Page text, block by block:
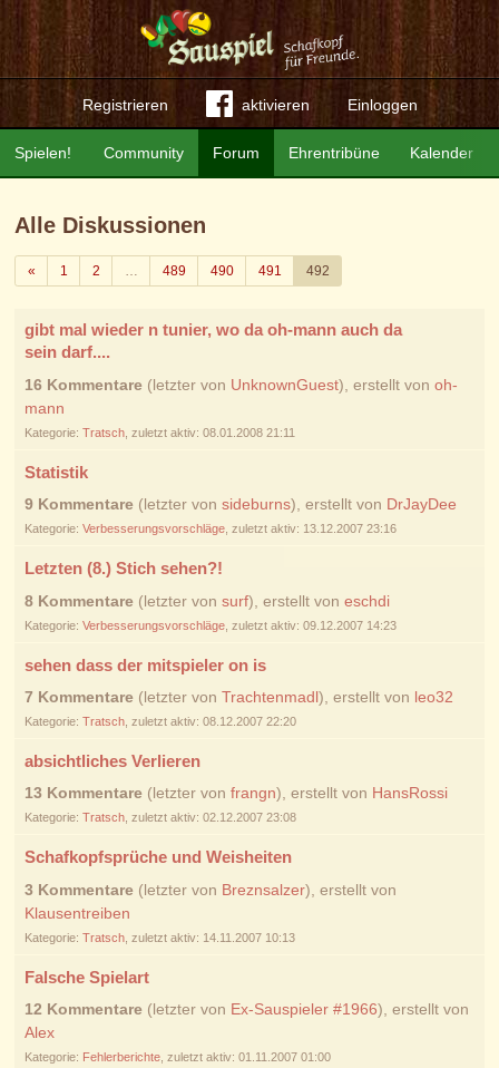
Registrieren aktivieren Einloggen
Community Forum Ehrentribüne Kalender
Spielen!
Alle Diskussionen
«Zurück
1 2 … 489 490 491 492
gibt mal wieder n tunier, wo da oh-mann auch da
sein darf....
16 Kommentare(letzter von UnknownGuest), erstellt von oh-
mann
Kategorie: Tratsch, zuletzt aktiv: 08.01.2008 21:11
Statistik
9 Kommentare(letzter von sideburns), erstellt von DrJayDee
Kategorie: Verbesserungsvorschläge, zuletzt aktiv: 13.12.2007 23:16
Letzten (8.) Stich sehen?!
8 Kommentare(letzter von surf), erstellt von eschdi
Kategorie: Verbesserungsvorschläge, zuletzt aktiv: 09.12.2007 14:23
sehen dass der mitspieler on is
7 Kommentare(letzter von Trachtenmadl), erstellt von leo32
Kategorie: Tratsch, zuletzt aktiv: 08.12.2007 22:20
absichtliches Verlieren
13 Kommentare(letzter von frangn), erstellt von HansRossi
Kategorie: Tratsch, zuletzt aktiv: 02.12.2007 23:08
Schafkopfsprüche und Weisheiten
3 Kommentare(letzter von Breznsalzer), erstellt von
Klausentreiben
Kategorie: Tratsch, zuletzt aktiv: 14.11.2007 10:13
Falsche Spielart
12 Kommentare(letzter von Ex-Sauspieler #1966), erstellt von
Alex
Kategorie: Fehlerberichte, zuletzt aktiv: 01.11.2007 01:00